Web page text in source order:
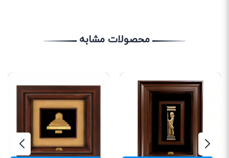
محصولات مشابه